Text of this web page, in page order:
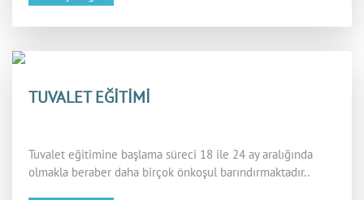
TUVALET EĞİTİMİ
Tuvalet eğitimine başlama süreci 18 ile 24 ay aralığında
olmakla beraber daha birçok önkoşul barındırmaktadır..